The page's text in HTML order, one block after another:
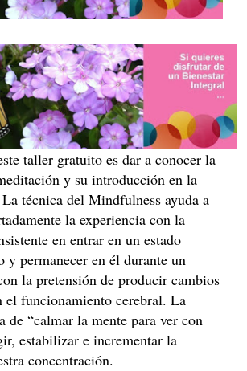
taller gratuito es dar a conocer la
y su introducción en la
técnica del Mindfulness ayuda a
la experiencia con la
en entrar en un estado
y permanecer en él durante un
la pretensión de producir cambios
el funcionamiento cerebral. La
de “calmar la mente para ver con
estabilizar e incrementar la
concentración.